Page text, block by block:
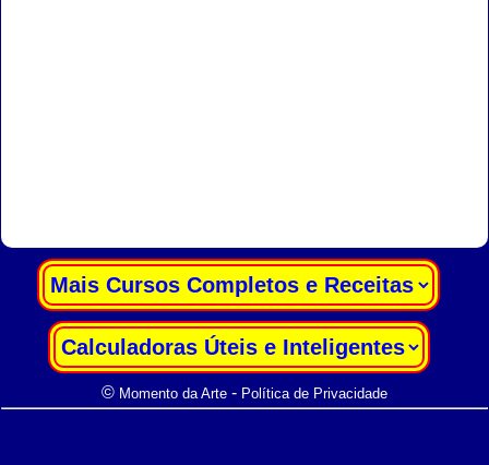
© Momento da Arte- Política de Privacidade